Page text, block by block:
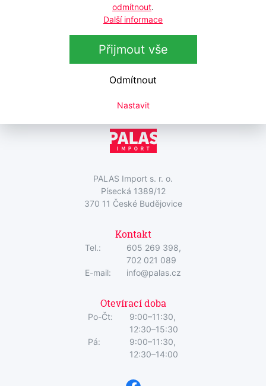
odmítnout.
Další informace
Přijmout vše
Odmítnout
Nastavit
Přihlášení k odběru newsletteru
Přihlaste se k odběru novinek
Zaškrtnutím souhlasím se zpracováním osobních
PALAS Import s. r. o.
Písecká 1389/12
370 11 České Budějovice
Kontakt
Tel.:
605 269 398,
702 021 089
E-mail:
info@palas.cz
Otevírací doba
Po-Čt:
9:00–11:30,
12:30–15:30
Pá:
9:00–11:30,
12:30–14:00